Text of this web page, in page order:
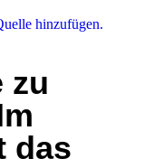
hinzufügen.
zu
das